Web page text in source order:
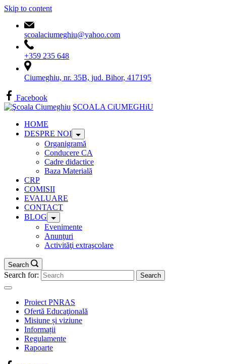
Skip to content
scoalaciumeghiu@yahoo.com
+359 235 648
Ciumeghiu, nr. 35B, jud. Bihor, 417195
Facebook
ŞCOALA CiUMEGHiU
HOME
DESPRE NOI
Organigramă
Conducere CA
Cadre didactice
Baza Materială
CRP
COMISII
EVALUARE
CONTACT
BLOG
Evenimente
Anunţuri
Activităţi extraşcolare
Search
Search for:
Proiect PNRAS
Ofertă Educaţională
Misiune și viziune
Informații
Regulamente
Rapoarte